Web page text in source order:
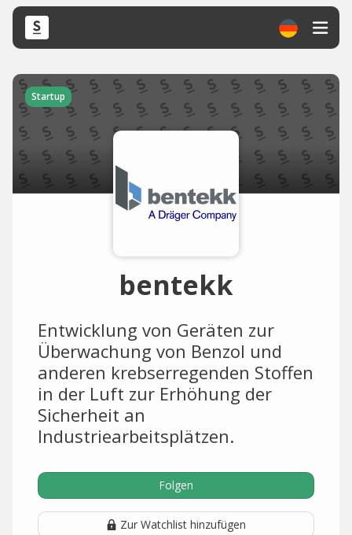
Startup
bentekk
Entwicklung von Geräten zur
Überwachung von Benzol und
anderen krebserregenden Stoffen
in der Luft zur Erhöhung der
Sicherheit an
Industriearbeitsplätzen.
Folgen
Zur Watchlist hinzufügen